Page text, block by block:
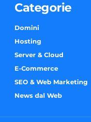
Categorie
Domini
Hosting
Server & Cloud
E-Commerce
SEO & Web Marketing
News dal Web